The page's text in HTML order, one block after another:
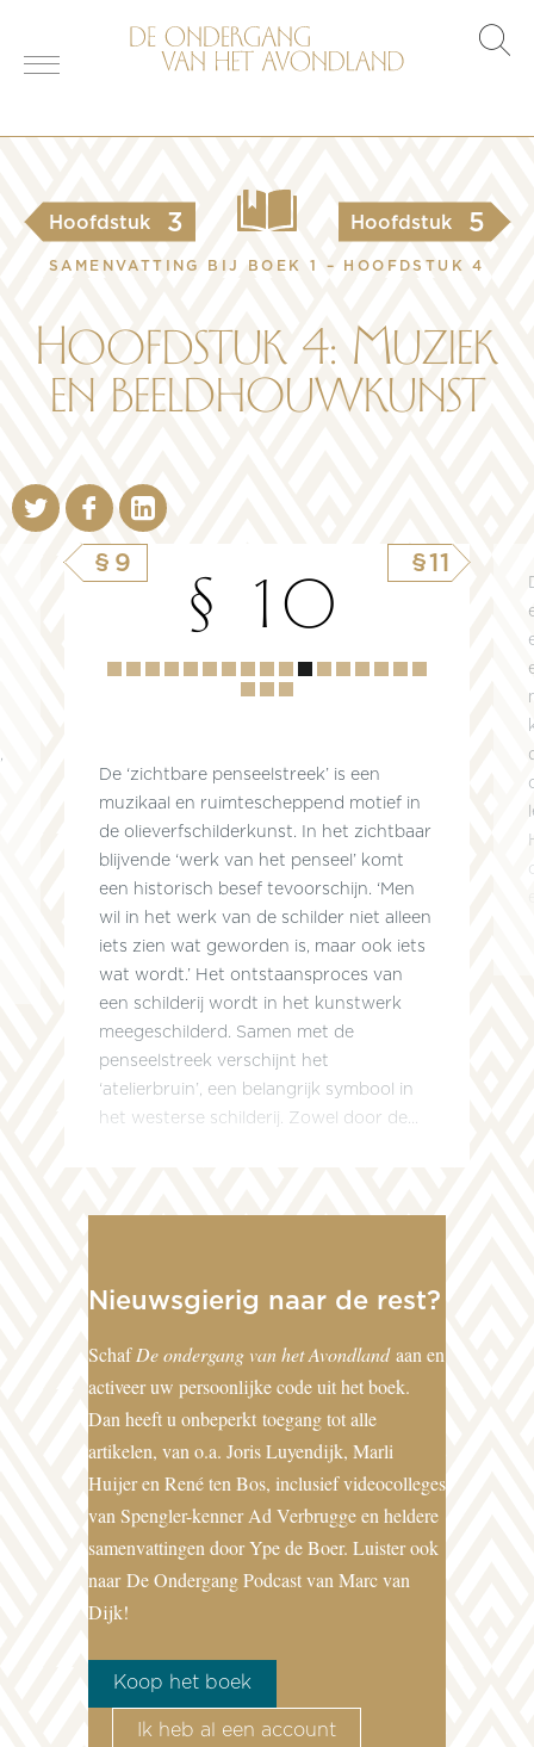
Hoofdstuk 3 Hoofdstuk 5
SAMENVATTING BIJ BOEK 1 – HOOFDSTUK 4
Hoofdstuk 4: Muziek
en beeldhouwkunst
§9 §11
§ 10
Hoofdstuk
1 2 3 4 5 6 7 8 9 10 11 12 13 14 15
17 18
De ‘zichtbare penseelstreek’ is een
muzikaal en ruimtescheppend motief in
de olieverfschilderkunst. In het zichtbaar
blijvende ‘werk van het penseel’ komt
een historisch besef tevoorschijn. ‘Men
wil in het werk van de schilder niet alleen
iets zien wat geworden is, maar ook iets
wat wordt.’ Het ontstaansproces van
een schilderij wordt in het kunstwerk
meegeschilderd. Samen met de
penseelstreek verschijnt het
‘atelierbruin’, een belangrijk symbool in
het westerse schilderij. Zowel door de...
Nieuwsgierig naar de rest?
SchafDe ondergang van het Avondlandaan en
activeer uw persoonlijke code uit het boek.
Dan heeft u onbeperkt toegang tot alle
artikelen, van o.a. Joris Luyendijk, Marli
Huijer en René ten Bos, inclusief videocolleges
van Spengler-kenner Ad Verbrugge en heldere
samenvattingen door Ype de Boer. Luister ook
naar De Ondergang Podcast van Marc van
Dijk!
Koop het boek
Ik heb al een account